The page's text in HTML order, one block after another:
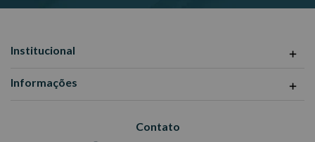
Institucional
Informações
Contato